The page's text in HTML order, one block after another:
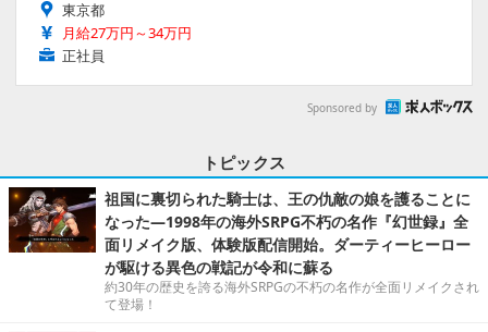
東京都
月給27万円～34万円
正社員
Sponsored by
トピックス
祖国に裏切られた騎士は、王の仇敵の娘を護ることに
なった―1998年の海外SRPG不朽の名作『幻世録』全
面リメイク版、体験版配信開始。ダーティーヒーロー
が駆ける異色の戦記が令和に蘇る
約30年の歴史を誇る海外SRPGの不朽の名作が全面リメイクされ
て登場！